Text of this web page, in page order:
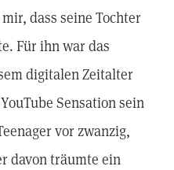
dass seine Tochter
Für ihn war das
digitalen Zeitalter
Sensation sein
vor zwanzig,
davon träumte ein